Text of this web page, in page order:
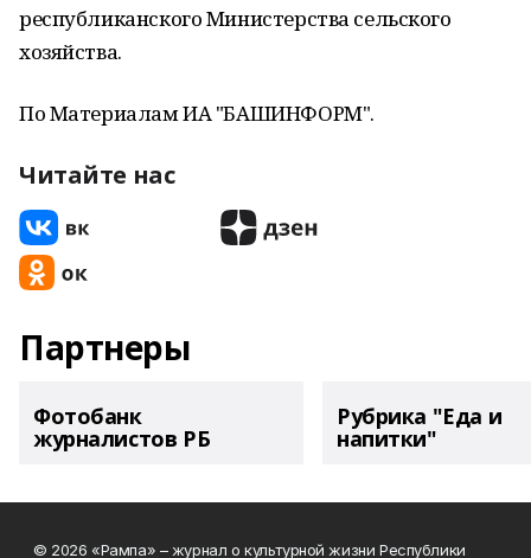
республиканского Министерства сельского
хозяйства.
По Материалам ИА "БАШИНФОРМ".
Читайте нас
Партнеры
Фотобанк
журналистов РБ
Рубрика "Еда и
напитки"
© 2026 «Рампа» – журнал о культурной жизни Республики